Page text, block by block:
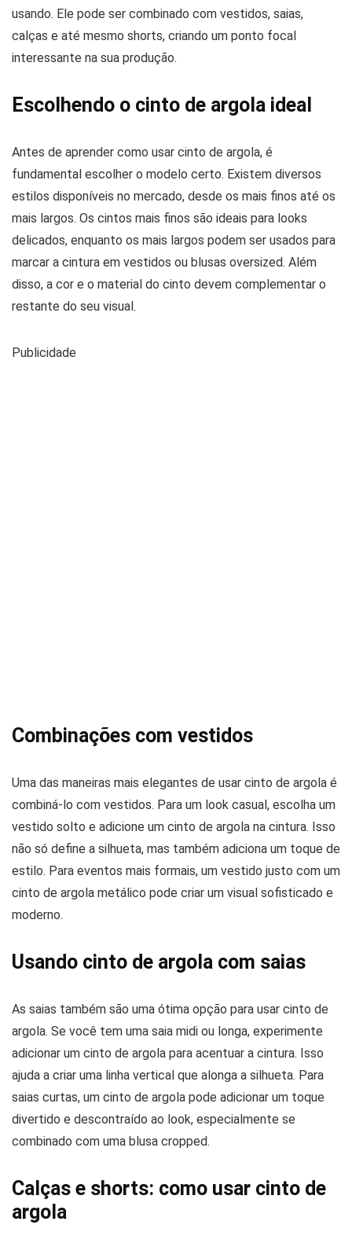
usando. Ele pode ser combinado com vestidos, saias,
calças e até mesmo shorts, criando um ponto focal
interessante na sua produção.
Escolhendo o cinto de argola ideal
Antes de aprender como usar cinto de argola, é
fundamental escolher o modelo certo. Existem diversos
estilos disponíveis no mercado, desde os mais finos até os
mais largos. Os cintos mais finos são ideais para looks
delicados, enquanto os mais largos podem ser usados para
marcar a cintura em vestidos ou blusas oversized. Além
disso, a cor e o material do cinto devem complementar o
restante do seu visual.
Publicidade
Combinações com vestidos
Uma das maneiras mais elegantes de usar cinto de argola é
combiná-lo com vestidos. Para um look casual, escolha um
vestido solto e adicione um cinto de argola na cintura. Isso
não só define a silhueta, mas também adiciona um toque de
estilo. Para eventos mais formais, um vestido justo com um
cinto de argola metálico pode criar um visual sofisticado e
moderno.
Usando cinto de argola com saias
As saias também são uma ótima opção para usar cinto de
argola. Se você tem uma saia midi ou longa, experimente
adicionar um cinto de argola para acentuar a cintura. Isso
ajuda a criar uma linha vertical que alonga a silhueta. Para
saias curtas, um cinto de argola pode adicionar um toque
divertido e descontraído ao look, especialmente se
combinado com uma blusa cropped.
Calças e shorts: como usar cinto de
argola